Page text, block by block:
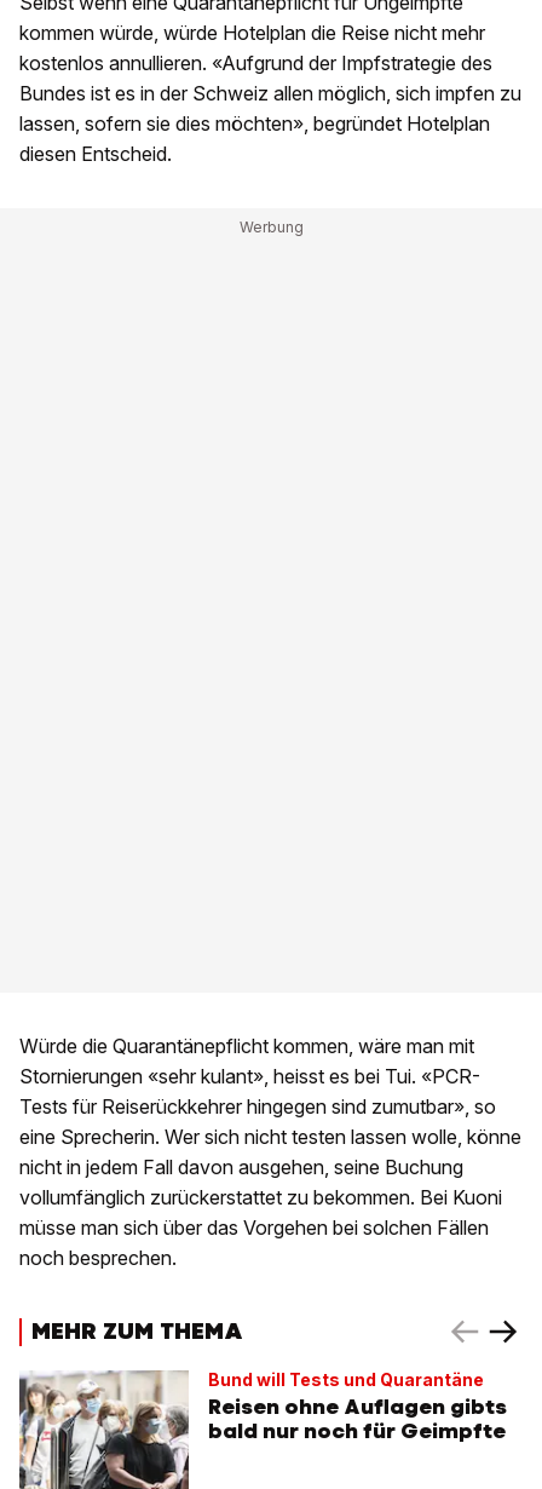
kommen würde, würde Hotelplan die Reise nicht mehr
kostenlos annullieren. «Aufgrund der Impfstrategie des
Bundes ist es in der Schweiz allen möglich, sich impfen zu
lassen, sofern sie dies möchten», begründet Hotelplan
diesen Entscheid.
Würde die Quarantänepflicht kommen, wäre man mit
Stornierungen «sehr kulant», heisst es bei Tui. «PCR-
Tests für Reiserückkehrer hingegen sind zumutbar», so
eine Sprecherin. Wer sich nicht testen lassen wolle, könne
nicht in jedem Fall davon ausgehen, seine Buchung
vollumfänglich zurückerstattet zu bekommen. Bei Kuoni
müsse man sich über das Vorgehen bei solchen Fällen
noch besprechen.
MEHR ZUM THEMA
Bund will Tests und Quarantäne
Reisen ohne Auflagen gibts
bald nur noch für Geimpfte